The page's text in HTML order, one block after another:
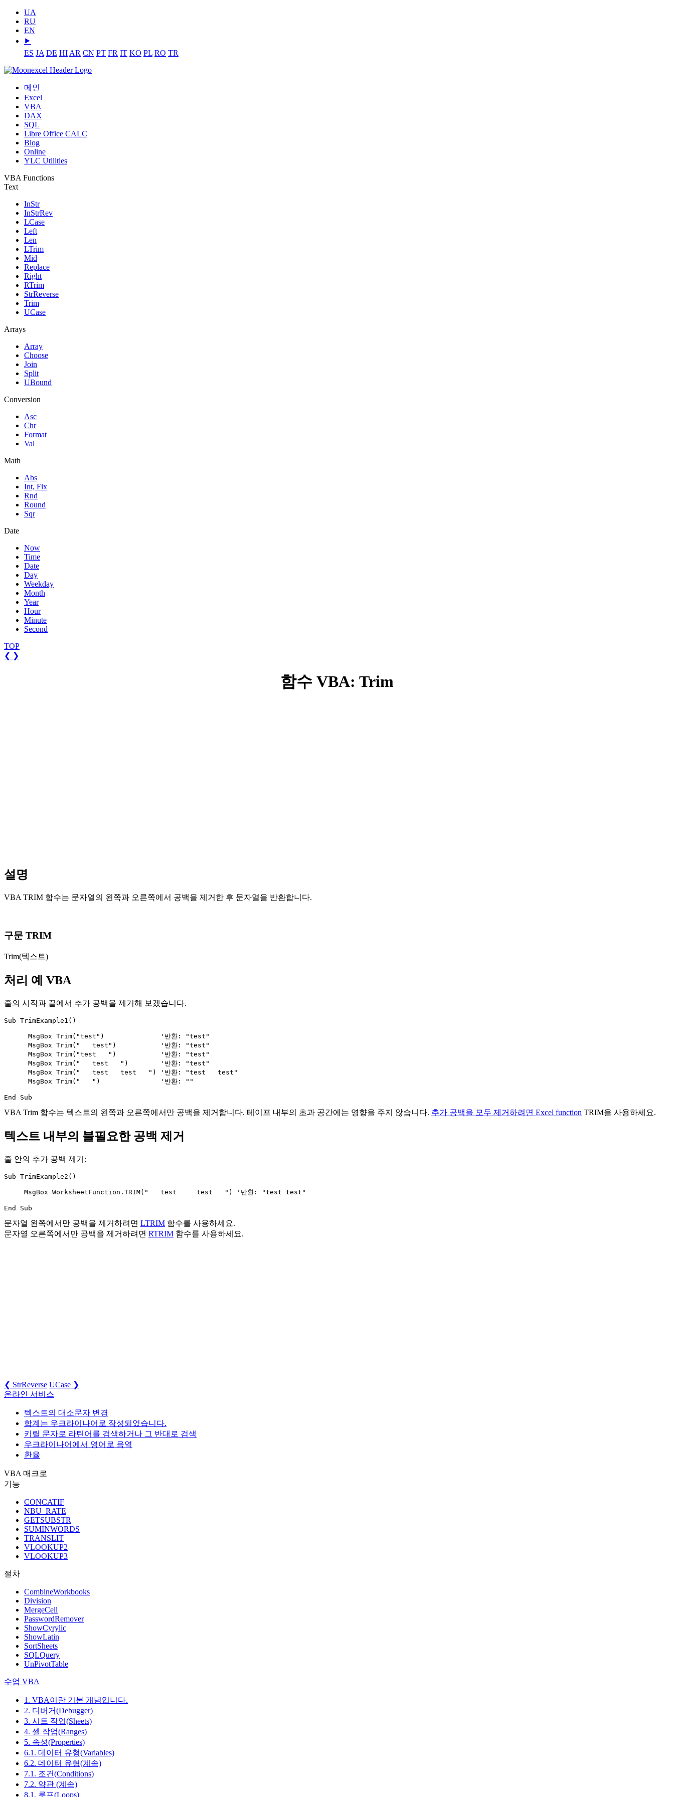
UA
RU
EN
⯈
ES JA DE HI AR CN PT FR IT KO PL RO TR
메인
Excel
VBA
DAX
SQL
Libre Office CALC
Blog
Online
YLC Utilities
VBA Functions
Text
InStr
InStrRev
LCase
Left
Len
LTrim
Mid
Replace
Right
RTrim
StrReverse
Trim
UCase
Arrays
Array
Choose
Join
Split
UBound
Conversion
Asc
Chr
Format
Val
Math
Abs
Int, Fix
Rnd
Round
Sqr
Date
Now
Time
Date
Day
Weekday
Month
Year
Hour
Minute
Second
TOP
❮ ❯
함수 VBA: Trim
설명
VBA TRIM 함수는 문자열의 왼쪽과 오른쪽에서 공백을 제거한 후 문자열을 반환합니다.
구문 TRIM
Trim(텍스트)
처리 예 VBA
줄의 시작과 끝에서 추가 공백을 제거해 보겠습니다.
Sub TrimExample1()
      MsgBox Trim("test")              '반환: "test"
      MsgBox Trim("   test")           '반환: "test"
      MsgBox Trim("test   ")           '반환: "test"
      MsgBox Trim("   test   ")        '반환: "test"
      MsgBox Trim("   test   test   ") '반환: "test   test"
      MsgBox Trim("   ")               '반환: ""
VBA Trim 함수는 텍스트의 왼쪽과 오른쪽에서만 공백을 제거합니다. 테이프 내부의 초과 공간에는 영향을 주지 않습니다. 추가 공백을 모두 제거하려면 Excel function TRIM을 사용하세요.
텍스트 내부의 불필요한 공백 제거
줄 안의 추가 공백 제거:
Sub TrimExample2()
     MsgBox WorksheetFunction.TRIM("   test     test   ") '반환: "test test"
문자열 왼쪽에서만 공백을 제거하려면 LTRIM 함수를 사용하세요.
문자열 오른쪽에서만 공백을 제거하려면 RTRIM 함수를 사용하세요.
❮ StrReverse UCase ❯
온라인 서비스
텍스트의 대소문자 변경
합계는 우크라이나어로 작성되었습니다.
키릴 문자로 라틴어를 검색하거나 그 반대로 검색
우크라이나어에서 영어로 음역
환율
VBA 매크로
기능
CONCATIF
NBU_RATE
GETSUBSTR
SUMINWORDS
TRANSLIT
VLOOKUP2
VLOOKUP3
절차
CombineWorkbooks
Division
MergeCell
PasswordRemover
ShowCyrylic
ShowLatin
SortSheets
SQLQuery
UnPivotTable
수업 VBA
1. VBA이란 기본 개념입니다.
2. 디버거(Debugger)
3. 시트 작업(Sheets)
4. 셀 작업(Ranges)
5. 속성(Properties)
6.1. 데이터 유형(Variables)
6.2. 데이터 유형(계속)
7.1. 조건(Conditions)
7.2. 약관 (계속)
8.1. 루프(Loops)